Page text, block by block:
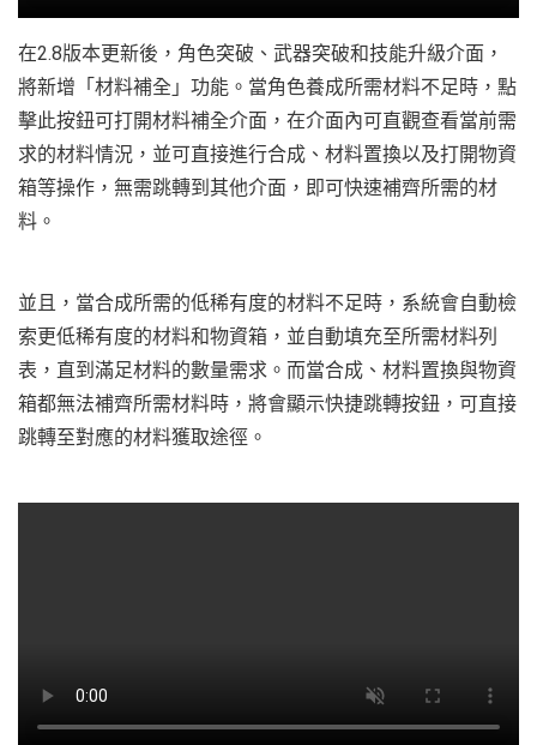
在2.8版本更新後，角色突破、武器突破和技能升級介面，
將新增「材料補全」功能。當角色養成所需材料不足時，點
擊此按鈕可打開材料補全介面，在介面內可直觀查看當前需
求的材料情況，並可直接進行合成、材料置換以及打開物資
箱等操作，無需跳轉到其他介面，即可快速補齊所需的材
料。
並且，當合成所需的低稀有度的材料不足時，系統會自動檢
索更低稀有度的材料和物資箱，並自動填充至所需材料列
表，直到滿足材料的數量需求。而當合成、材料置換與物資
箱都無法補齊所需材料時，將會顯示快捷跳轉按鈕，可直接
跳轉至對應的材料獲取途徑。